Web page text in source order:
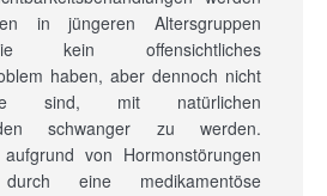
in jüngeren Altersgruppen
kein offensichtliches
haben, aber dennoch nicht
mit natürlichen
schwanger zu werden.
aufgrund von Hormonstörungen
eine medikamentöse